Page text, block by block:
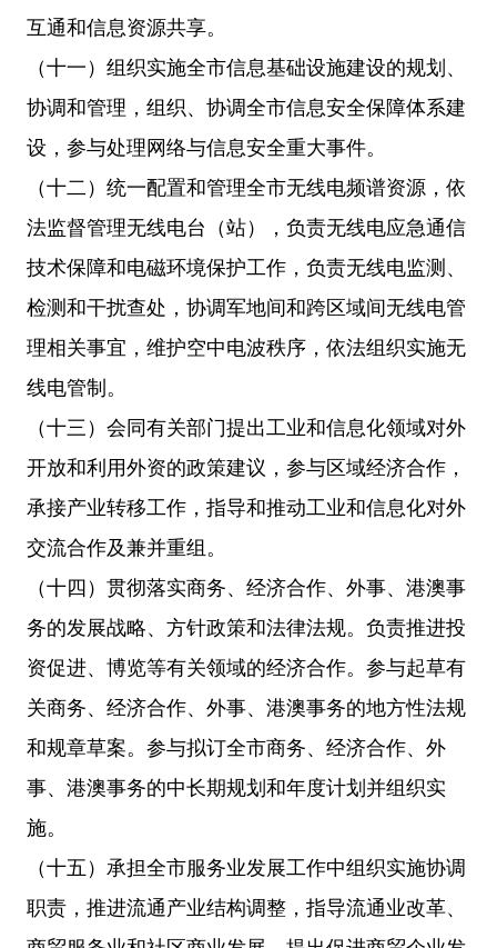
互通和信息资源共享。
（十一）组织实施全市信息基础设施建设的规划、
协调和管理，组织、协调全市信息安全保障体系建
设，参与处理网络与信息安全重大事件。
（十二）统一配置和管理全市无线电频谱资源，依
法监督管理无线电台（站），负责无线电应急通信
技术保障和电磁环境保护工作，负责无线电监测、
检测和干扰查处，协调军地间和跨区域间无线电管
理相关事宜，维护空中电波秩序，依法组织实施无
线电管制。
（十三）会同有关部门提出工业和信息化领域对外
开放和利用外资的政策建议，参与区域经济合作，
承接产业转移工作，指导和推动工业和信息化对外
交流合作及兼并重组。
（十四）贯彻落实商务、经济合作、外事、港澳事
务的发展战略、方针政策和法律法规。负责推进投
资促进、博览等有关领域的经济合作。参与起草有
关商务、经济合作、外事、港澳事务的地方性法规
和规章草案。参与拟订全市商务、经济合作、外
事、港澳事务的中长期规划和年度计划并组织实
施。
（十五）承担全市服务业发展工作中组织实施协调
职责，推进流通产业结构调整，指导流通业改革、